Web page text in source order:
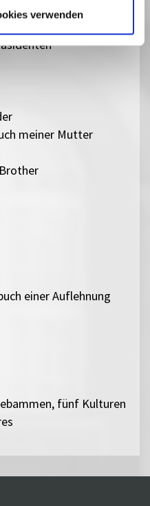
verwenden
meiner Mutter
einer Auflehnung
fünf Kulturen